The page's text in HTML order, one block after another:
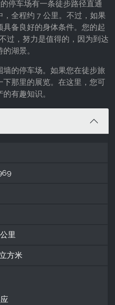
停车场有一条徒步路径直通
全程约 7 公里。不过，如果
备良好的身体条件。您的起
过，努力是值得的，因为到达
湖景。
墙的停车场。如果您在徒步旅
那里的展览。在这里，您可
有趣知识。
里
方米